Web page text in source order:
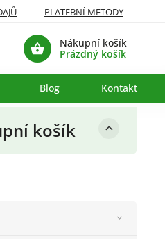
PLATEBNÍ METODY
Nákupní košík
Prázdný košík
Blog Kontakty
košík